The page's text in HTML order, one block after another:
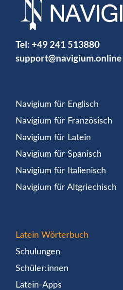
Tel: +49 241 513880
support@navigium.online
Navigium für Englisch
Navigium für Französisch
Navigium für Latein
Navigium für Spanisch
Navigium für Italienisch
Navigium für Altgriechisch
Latein Wörterbuch
Schulungen
Schüler:innen
Latein-Apps